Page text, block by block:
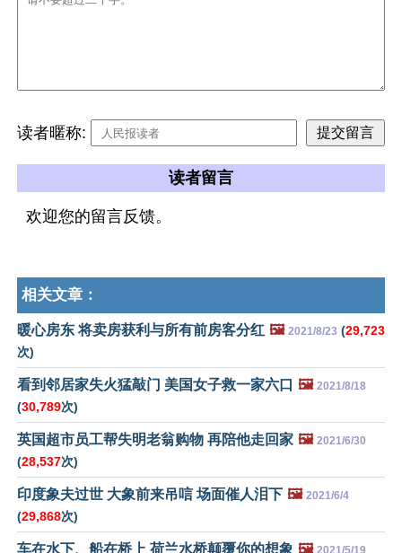
读者暱称:
读者留言
欢迎您的留言反馈。
相关文章：
暖心房东 将卖房获利与所有前房客分红 🖼️ 2021/8/23 (29,723
次)
看到邻居家失火猛敲门 美国女子救一家六口 🖼️ 2021/8/18
(30,789次)
英国超市员工帮失明老翁购物 再陪他走回家 🖼️ 2021/6/30
(28,537次)
印度象夫过世 大象前来吊唁 场面催人泪下 🖼️ 2021/6/4
(29,868次)
车在水下、船在桥上 荷兰水桥颠覆你的想象 🖼️ 2021/5/19